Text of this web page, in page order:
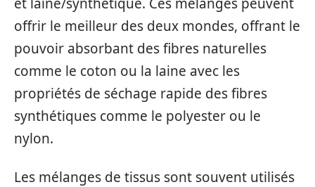
et laine/synthétique. Ces mélanges peuvent
offrir le meilleur des deux mondes, offrant le
pouvoir absorbant des fibres naturelles
comme le coton ou la laine avec les
propriétés de séchage rapide des fibres
synthétiques comme le polyester ou le
nylon.
Les mélanges de tissus sont souvent utilisés